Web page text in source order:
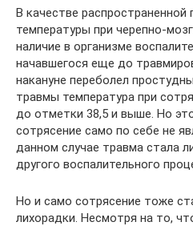
В качестве
температуры при черепно-
наличие в организме
начавшегося еще до
накануне переболел
травмы температура при
до отметки 38,5 и выше. Но
сотрясение само по себе не
данном случае травма стала
другого воспалительного
Но и само сотрясение тоже
лихорадки. Несмотря на то,